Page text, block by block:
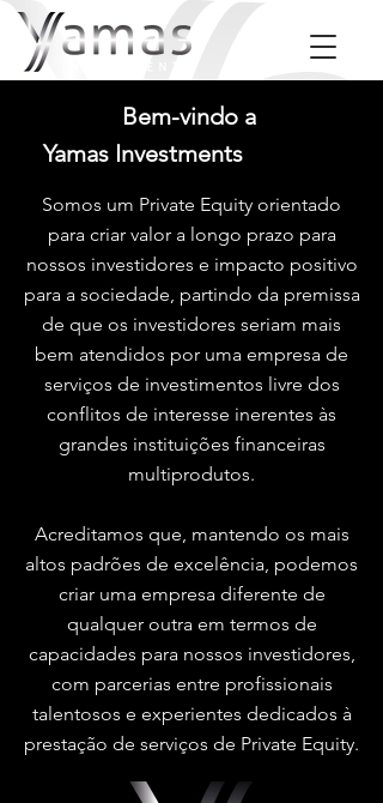
Bem-vindo a
Yamas Investments
Somos um Private Equity orientado
para criar valor a longo prazo para
nossos investidores e impacto positivo
para a sociedade, partindo da premissa
de que os investidores seriam mais
bem atendidos por uma empresa de
serviços de investimentos livre dos
conflitos de interesse inerentes às
grandes instituições financeiras
multiprodutos.
Acreditamos que, mantendo os mais
altos padrões de excelência, podemos
criar uma empresa diferente de
qualquer outra em termos de
capacidades para nossos investidores,
com parcerias entre profissionais
talentosos e experientes dedicados à
prestação de serviços de Private Equity.